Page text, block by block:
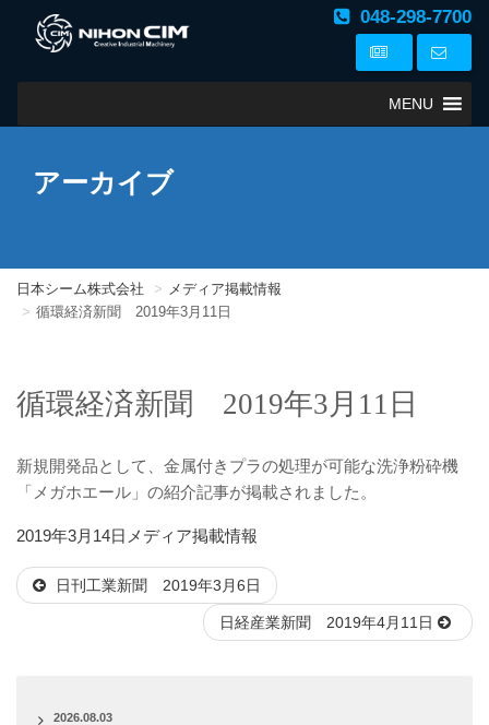
048-298-7700
MENU
アーカイブ
日本シーム株式会社
メディア掲載情報
循環経済新聞 2019年3月11日
循環経済新聞 2019年3月11日
新規開発品として、金属付きプラの処理が可能な洗浄粉砕機
「メガホエール」の紹介記事が掲載されました。
投
日:
2019年3月14日 カ
ゴ
メディア掲載情報
日刊工業新聞 2019年3月6日
日経産業新聞 2019年4月11日
2026.08.03